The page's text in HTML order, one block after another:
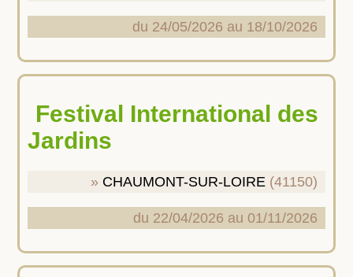
du 24/05/2026 au 18/10/2026
Festival International des
Jardins
CHAUMONT-SUR-LOIRE (41150)
du 22/04/2026 au 01/11/2026